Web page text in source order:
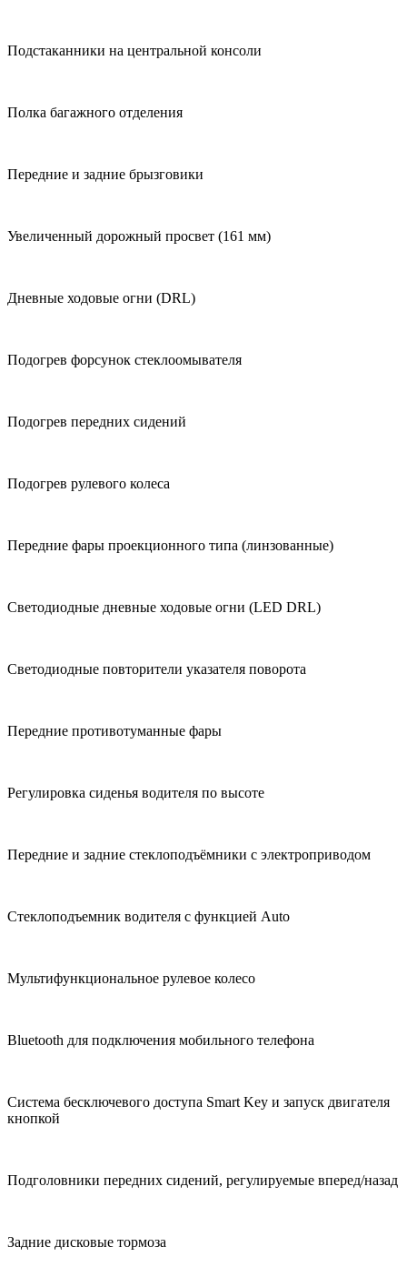
Подстаканники на центральной консоли
Полка багажного отделения
Передние и задние брызговики
Увеличенный дорожный просвет (161 мм)
Дневные ходовые огни (DRL)
Подогрев форсунок стеклоомывателя
Подогрев передних сидений
Подогрев рулевого колеса
Передние фары проекционного типа (линзованные)
Светодиодные дневные ходовые огни (LED DRL)
Светодиодные повторители указателя поворота
Передние противотуманные фары
Регулировка сиденья водителя по высоте
Передние и задние стеклоподъёмники с электроприводом
Стеклоподъемник водителя с функцией Auto
Мультифункциональное рулевое колесо
Bluetooth для подключения мобильного телефона
Система бесключевого доступа Smart Key и запуск двигателя
кнопкой
Подголовники передних сидений, регулируемые вперед/назад
Задние дисковые тормоза